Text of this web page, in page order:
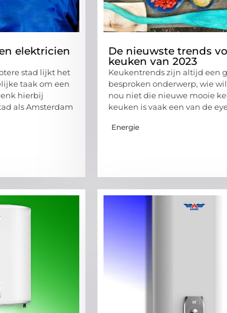
elektricien
stad lijkt het
taak om een
hierbij
als Amsterdam
De nieuwste trends
keuken van 2023
Keukentrends zijn altijd een
besproken onderwerp, wie
nou niet die nieuwe mooie
keuken is vaak een van de
Energie